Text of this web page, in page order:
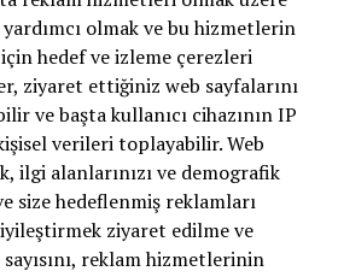
olmak ve bu hizmetlerin
hedef ve izleme çerezleri
ziyaret ettiğiniz web sayfalarını
ve başta kullanıcı cihazının IP
verileri toplayabilir. Web
ilgi alanlarınızı ve demografik
size hedeflenmiş reklamları
ziyaret edilme ve
reklam hizmetlerinin